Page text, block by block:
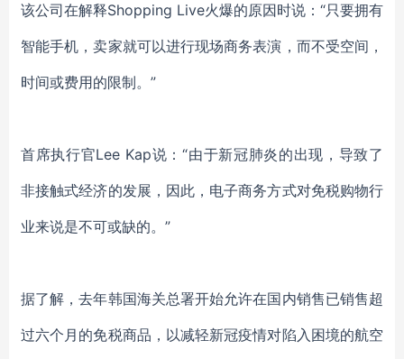
该公司在解释Shopping Live火爆的原因时说： “只要拥有
智能手机，卖家就可以进行现场商务表演，而不受空间，
时间或费用的限制。 ”
首席执行官Lee Kap说：“由于新冠肺炎的出现，导致了
非接触式经济的发展，因此，电子商务方式对免税购物行
业来说是不可或缺的。”
据了解，去年韩国海关总署开始允许在国内销售已销售超
过六个月的免税商品，以减轻新冠疫情对陷入困境的航空